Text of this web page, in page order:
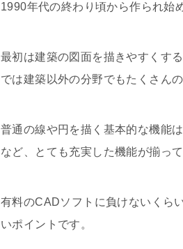
1990年代の終わり頃から作られ始
最初は建築の図面を描きやすくす
では建築以外の分野でもたくさん
普通の線や円を描く基本的な機能
など、とても充実した機能が揃って
有料のCADソフトに負けないくら
いポイントです。